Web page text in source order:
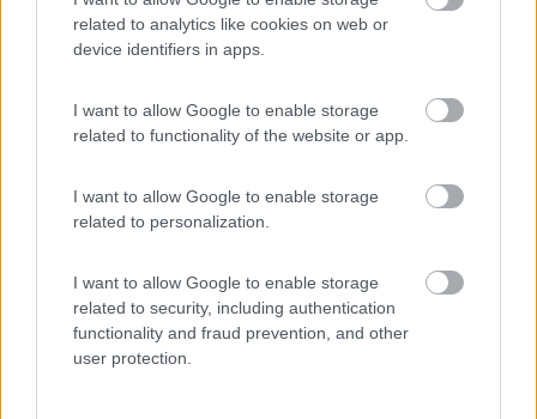
related to analytics like cookies on web or
device identifiers in apps.
I want to allow Google to enable storage
related to functionality of the website or app.
I want to allow Google to enable storage
related to personalization.
I want to allow Google to enable storage
related to security, including authentication
functionality and fraud prevention, and other
user protection.
Area di sosta (AA)
9 2
Servizi / Posizione